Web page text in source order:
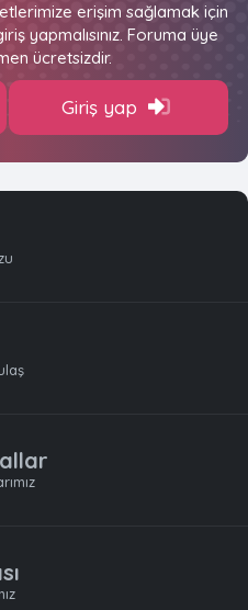
erişim sağlamak için
yapmalısınız. Foruma üye
ücretsizdir.
Giriş yap